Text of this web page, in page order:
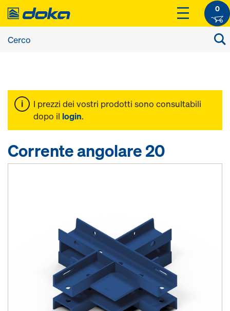
0
I prezzi dei vostri prodotti sono consultabili
dopo il login.
Corrente angolare 20